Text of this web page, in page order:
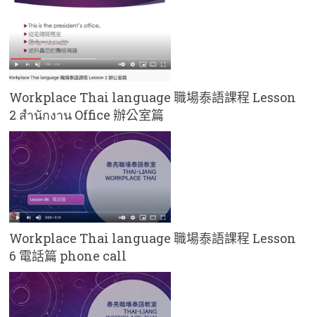
Workplace Thai language 職場泰語課程 Lesson
2 สำนักงาน Office 辦公室篇
Workplace Thai language 職場泰語課程 Lesson
6 電話篇 phone call